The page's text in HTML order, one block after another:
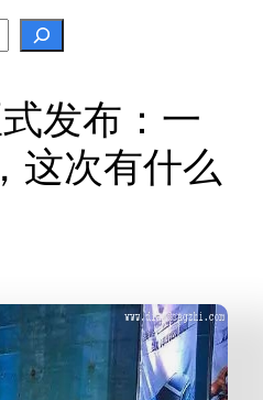
发布：一
这次有什么